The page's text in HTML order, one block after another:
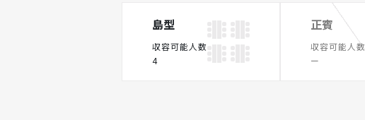
島型
収容可能人数
4
正賓
収容可能人数
ー